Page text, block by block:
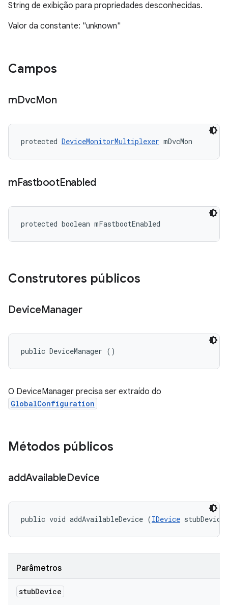
String de exibição para propriedades desconhecidas.
Valor da constante: "unknown"
Campos
mDvcMon
protected DeviceMonitorMultiplexer mDvcMon
mFastbootEnabled
protected boolean mFastbootEnabled
Construtores públicos
DeviceManager
public DeviceManager ()
O DeviceManager precisa ser extraído do
GlobalConfiguration
Métodos públicos
addAvailableDevice
public void addAvailableDevice (IDevice
Parâmetros
stubDevice